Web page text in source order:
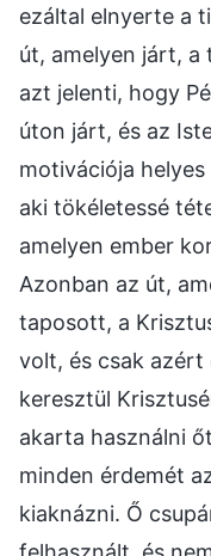
ezáltal elnyerte a
út, amelyen járt, a
azt jelenti, hogy
úton járt, és az
motivációja
aki tökéletessé
amelyen ember
Azonban az út,
taposott, a
volt, és csak
keresztül
akarta használni
minden érdemét
kiaknázni. Ő